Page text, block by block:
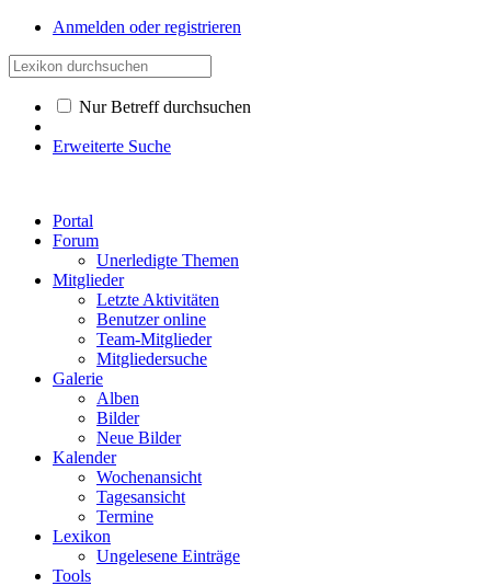
Anmelden oder registrieren
Nur Betreff durchsuchen
Erweiterte Suche
Portal
Forum
Unerledigte Themen
Mitglieder
Letzte Aktivitäten
Benutzer online
Team-Mitglieder
Mitgliedersuche
Galerie
Alben
Bilder
Neue Bilder
Kalender
Wochenansicht
Tagesansicht
Termine
Lexikon
Ungelesene Einträge
Tools